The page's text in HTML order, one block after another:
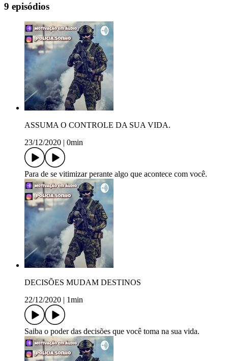
9 episódios
ASSUMA O CONTROLE DA SUA VIDA.
23/12/2020
0min
Para de se vitimizar perante algo que acontece com você.
DECISÕES MUDAM DESTINOS
22/12/2020
1min
Saiba o poder das decisões que você toma na sua vida.